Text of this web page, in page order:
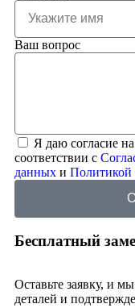
Ваш вопрос
Я даю согласие
соответствии с
данных и Политикой
Бесплатный
Оставьте заявку, и
деталей и